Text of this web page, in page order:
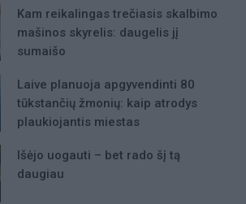
Kam reikalingas trečiasis skalbimo
mašinos skyrelis: daugelis jį
sumaišo
Laive planuoja apgyvendinti 80
tūkstančių žmonių: kaip atrodys
plaukiojantis miestas
Išėjo uogauti – bet rado šį tą
daugiau